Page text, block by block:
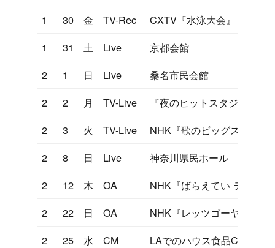
1
30 金 TV-Rec
CXTV『水泳大会』
1
31 土 Live
京都会館
2
1 日 Live
桑名市民会館
2
2 月 TV-Live
『夜のヒットスタジオ』眠
2
3 火 TV-Live
NHK『歌のビッグステージ
2
8 日 Live
神奈川県民ホール
2
12 木 OA
NHK『ばらえてい テレビ
2
22 日 OA
NHK『レッツゴーヤング』
2
25 水 CM
LAでのハウス食品CM撮影